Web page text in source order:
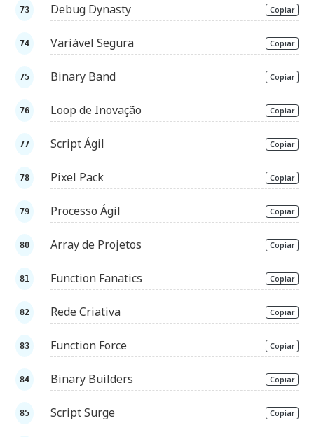
Debug Dynasty Copiar
Variável Segura Copiar
Binary Band Copiar
Loop de Inovação Copiar
Script Ágil Copiar
Pixel Pack Copiar
Processo Ágil Copiar
Array de Projetos Copiar
Function Fanatics Copiar
Rede Criativa Copiar
Function Force Copiar
Binary Builders Copiar
Script Surge Copiar